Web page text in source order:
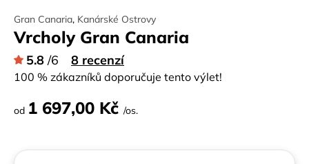
Gran Canaria, Kanárské Ostrovy
Vrcholy Gran Canaria
5.8 /6 8 recenzí
100 % zákazníků doporučuje tento výlet!
od 1 697,00 Kč /os.